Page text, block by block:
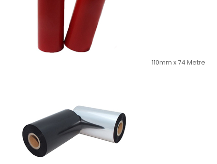
110mm x 74 Metre